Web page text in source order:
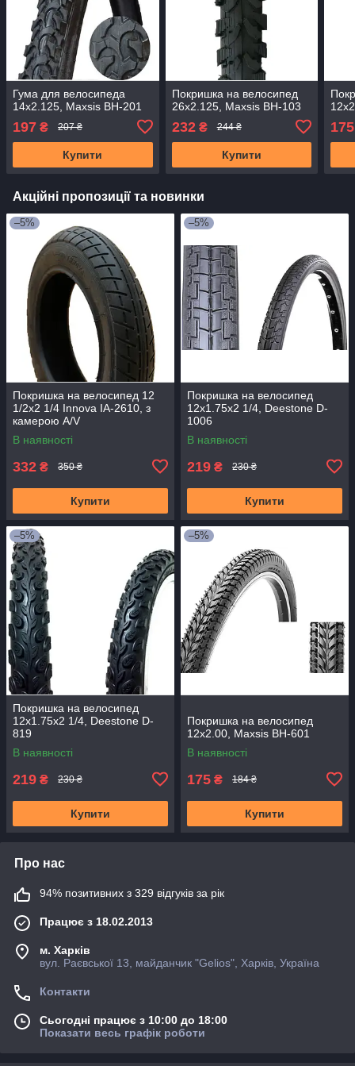
Гума для велосипеда
14x2.125, Maxsis BH-201
197 ₴ 207 ₴
Купити
Покришка на велосипед
26x2.125, Maxsis BH-103
232₴ 244 ₴
Купити
175
Акційні пропозиції та новинки
–5%
Покришка на велосипед 12
1/2x2 1/4 Innova IA-2610, з
камерою A/V
В наявності
332 ₴ 350 ₴
Купити
–5%
Покришка на велосипед
12x1.75x2 1/4, Deestone D-
1006
В наявності
219 ₴ 230 ₴
Купити
–5%
Покришка на велосипед
12x1.75x2 1/4, Deestone D-
819
В наявності
219 ₴ 230 ₴
Купити
–5%
Покришка на велосипед
12x2.00, Maxsis BH-601
В наявності
175 ₴ 184 ₴
Купити
Про нас
94% позитивних з 329 відгуків за рік
Працює з 18.02.2013
м. Харків
вул. Раєвської 13, майданчик "Gelios", Харків, Україна
Контакти
Сьогодні працює з 10:00 до 18:00
Показати весь графік роботи